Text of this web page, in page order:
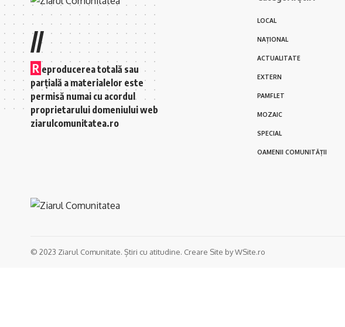
//
R eproducerea totală sau
parțială a materialelor este
permisă numai cu acordul
proprietarului domeniului web
ziarulcomunitatea.ro
LOCAL
NAȚIONAL
ACTUALITATE
EXTERN
PAMFLET
MOZAIC
SPECIAL
OAMENII COMUNITĂȚII
© 2023 Ziarul Comunitate. Știri cu atitudine. Creare Site by WSite.ro